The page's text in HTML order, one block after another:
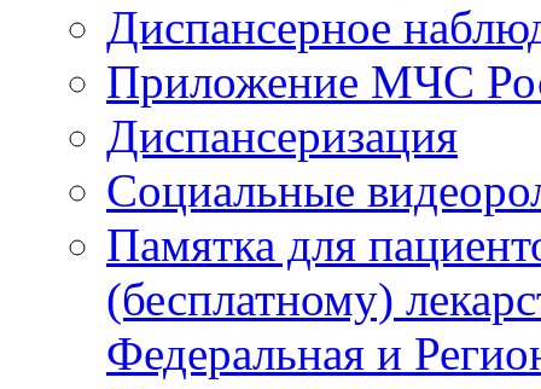
Диспансерное
Приложение МЧС
Диспансеризация
Социальные
Памятка для
(бесплатному)
Федеральная и